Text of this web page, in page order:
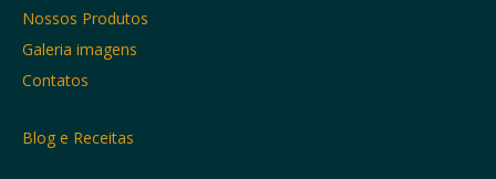
Nossos Produtos
Galeria imagens
Contatos
Blog e Receitas